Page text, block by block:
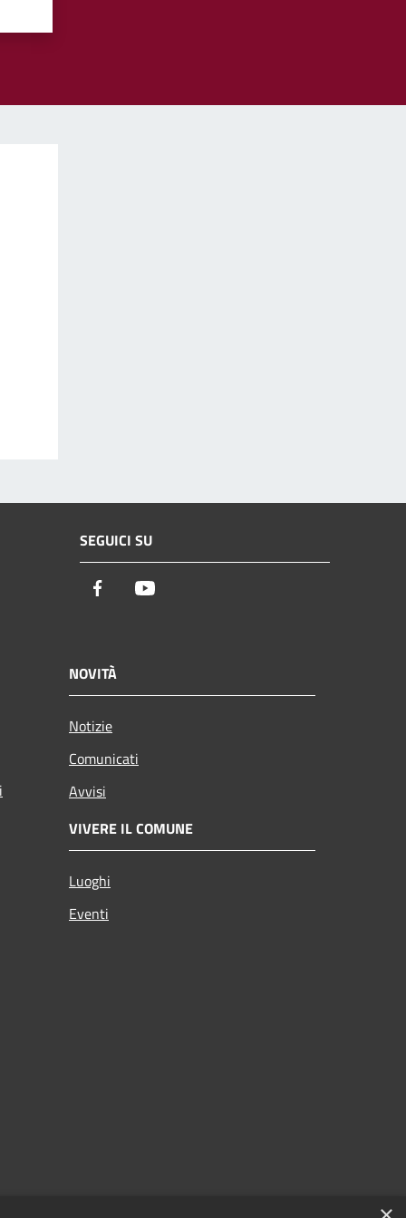
SEGUICI SU
Facebook
NOVITÀ
Notizie
Comunicati
Avvisi
VIVERE IL COMUNE
Luoghi
Eventi